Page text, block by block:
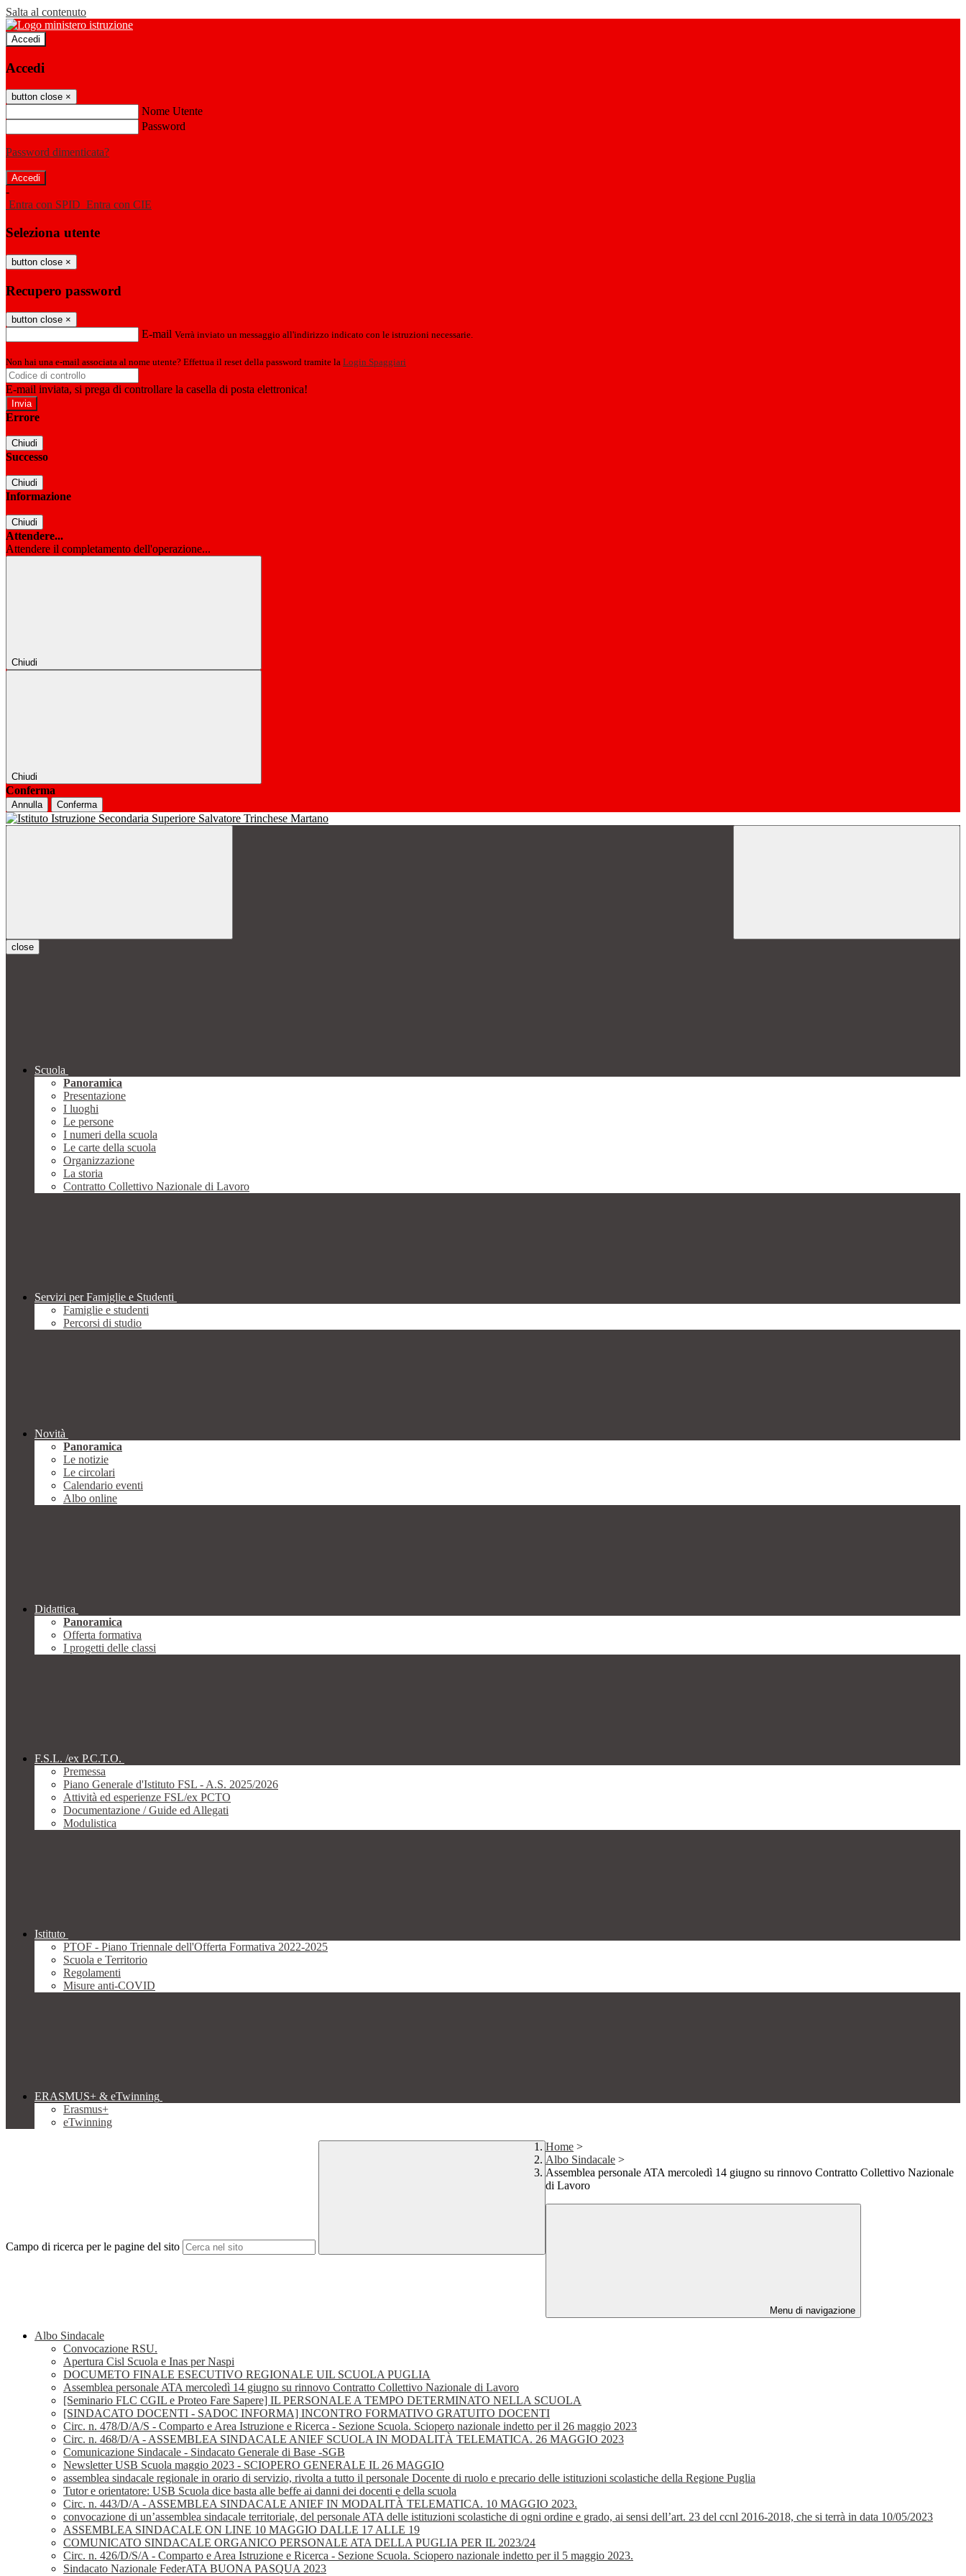
Salta al contenuto
Accedi
Accedi
button close ×
Nome Utente
Password
Password dimenticata?
-
Entra con SPID Entra con CIE
Seleziona utente
button close ×
Recupero password
button close ×
E-mail Verrà inviato un messaggio all'indirizzo indicato con le istruzioni necessarie.
Non hai una e-mail associata al nome utente? Effettua il reset della password tramite la Login Spaggiari
E-mail inviata, si prega di controllare la casella di posta elettronica!
Errore
Chiudi
Successo
Chiudi
Informazione
Chiudi
Attendere...
Attendere il completamento dell'operazione...
Chiudi
Chiudi
Conferma
Annulla Conferma
close
Scuola
Panoramica
Presentazione
I luoghi
Le persone
I numeri della scuola
Le carte della scuola
Organizzazione
La storia
Contratto Collettivo Nazionale di Lavoro
Servizi per Famiglie e Studenti
Famiglie e studenti
Percorsi di studio
Novità
Panoramica
Le notizie
Le circolari
Calendario eventi
Albo online
Didattica
Panoramica
Offerta formativa
I progetti delle classi
F.S.L. /ex P.C.T.O.
Premessa
Piano Generale d'Istituto FSL - A.S. 2025/2026
Attività ed esperienze FSL/ex PCTO
Documentazione / Guide ed Allegati
Modulistica
Istituto
PTOF - Piano Triennale dell'Offerta Formativa 2022-2025
Scuola e Territorio
Regolamenti
Misure anti-COVID
ERASMUS+ & eTwinning
Erasmus+
eTwinning
Campo di ricerca per le pagine del sito
Home >
Albo Sindacale >
Assemblea personale ATA mercoledì 14 giugno su rinnovo Contratto Collettivo Nazionale
di Lavoro
Menu di navigazione
Albo Sindacale
Convocazione RSU.
Apertura Cisl Scuola e Inas per Naspi
DOCUMETO FINALE ESECUTIVO REGIONALE UIL SCUOLA PUGLIA
Assemblea personale ATA mercoledì 14 giugno su rinnovo Contratto Collettivo Nazionale di Lavoro
[Seminario FLC CGIL e Proteo Fare Sapere] IL PERSONALE A TEMPO DETERMINATO NELLA SCUOLA
[SINDACATO DOCENTI - SADOC INFORMA] INCONTRO FORMATIVO GRATUITO DOCENTI
Circ. n. 478/D/A/S - Comparto e Area Istruzione e Ricerca - Sezione Scuola. Sciopero nazionale indetto per il 26 maggio 2023
Circ. n. 468/D/A - ASSEMBLEA SINDACALE ANIEF SCUOLA IN MODALITÀ TELEMATICA. 26 MAGGIO 2023
Comunicazione Sindacale - Sindacato Generale di Base -SGB
Newsletter USB Scuola maggio 2023 - SCIOPERO GENERALE IL 26 MAGGIO
assemblea sindacale regionale in orario di servizio, rivolta a tutto il personale Docente di ruolo e precario delle istituzioni scolastiche della Regione Puglia
Tutor e orientatore: USB Scuola dice basta alle beffe ai danni dei docenti e della scuola
Circ. n. 443/D/A - ASSEMBLEA SINDACALE ANIEF IN MODALITÀ TELEMATICA. 10 MAGGIO 2023.
convocazione di un’assemblea sindacale territoriale, del personale ATA delle istituzioni scolastiche di ogni ordine e grado, ai sensi dell’art. 23 del ccnl 2016-2018, che si terrà in data 10/05/2023
ASSEMBLEA SINDACALE ON LINE 10 MAGGIO DALLE 17 ALLE 19
COMUNICATO SINDACALE ORGANICO PERSONALE ATA DELLA PUGLIA PER IL 2023/24
Circ. n. 426/D/S/A - Comparto e Area Istruzione e Ricerca - Sezione Scuola. Sciopero nazionale indetto per il 5 maggio 2023.
Sindacato Nazionale FederATA BUONA PASQUA 2023